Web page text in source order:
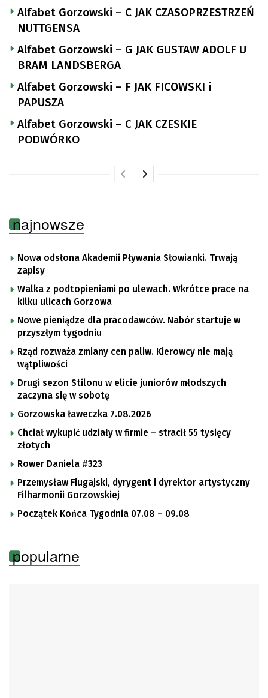
Alfabet Gorzowski – C JAK CZASOPRZESTRZEŃ
NUTTGENSA
Alfabet Gorzowski – G JAK GUSTAW ADOLF U
BRAM LANDSBERGA
Alfabet Gorzowski – F JAK FICOWSKI i
PAPUSZA
Alfabet Gorzowski – C JAK CZESKIE
PODWÓRKO
najnowsze
Nowa odsłona Akademii Pływania Słowianki. Trwają
zapisy
Walka z podtopieniami po ulewach. Wkrótce prace na
kilku ulicach Gorzowa
Nowe pieniądze dla pracodawców. Nabór startuje w
przyszłym tygodniu
Rząd rozważa zmiany cen paliw. Kierowcy nie mają
wątpliwości
Drugi sezon Stilonu w elicie juniorów młodszych
zaczyna się w sobotę
Gorzowska ławeczka 7.08.2026
Chciał wykupić udziały w firmie – stracił 55 tysięcy
złotych
Rower Daniela #323
Przemysław Fiugajski, dyrygent i dyrektor artystyczny
Filharmonii Gorzowskiej
Początek Końca Tygodnia 07.08 – 09.08
popularne